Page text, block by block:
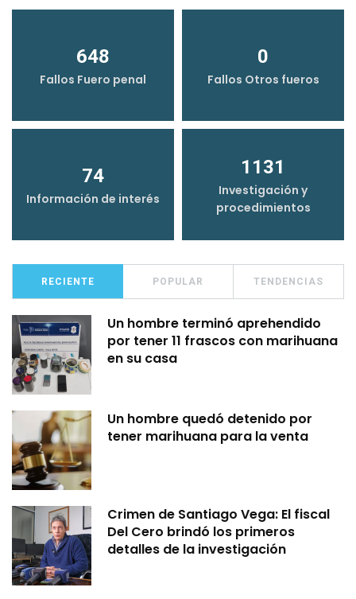
648
Fallos Fuero penal
0
Fallos Otros fueros
74
Información de interés
1131
Investigación y
procedimientos
RECIENTE POPULAR TENDENCIAS
Un hombre terminó aprehendido
por tener 11 frascos con marihuana
en su casa
Un hombre quedó detenido por
tener marihuana para la venta
Crimen de Santiago Vega: El fiscal
Del Cero brindó los primeros
detalles de la investigación